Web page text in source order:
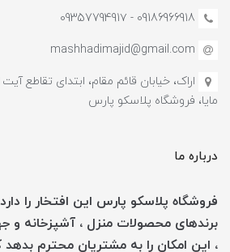
09186966918 - 0935779491۷
mashhadimajid@gmail.com
اراک، خیابان قائم مقام، ابتدای تقاطع
مایا، فروشگاه پلاسکو پارس
درباره ما
فروشگاه پلاسکو پارس این افتخار را
برندهای محصولات منزل ، آشپزخانه و
، این امکان را به مشتریان محترم بدهد